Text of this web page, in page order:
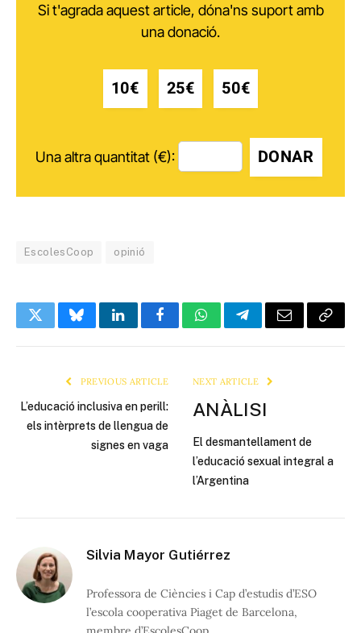
Si t'agrada aquest article, dóna'ns suport amb
una donació.
10€ 25€ 50€
Una altra quantitat (€): DONAR
EscolesCoop opinió
TwitterBlueskyLinkedInFacebookWhatsAppTelegramEmail Copy
PREVIOUS ARTICLE
L’educació inclusiva en perill:
els intèrprets de llengua de
signes en vaga
NEXT ARTICLE
ANÀLISI
El desmantellament de
l’educació sexual integral a
l’Argentina
Silvia Mayor Gutiérrez
Professora de Ciències i Cap d’estudis d’ESO
l’escola cooperativa Piaget de Barcelona,